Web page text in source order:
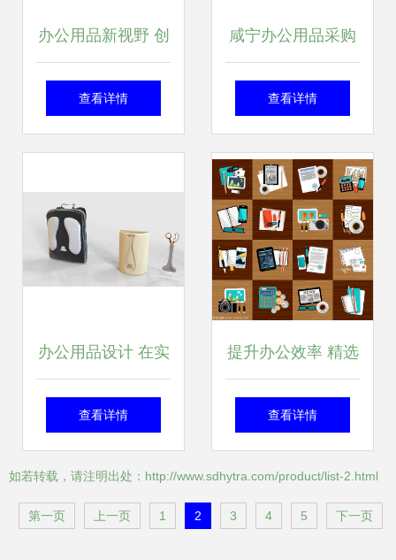
办公用品新视野 创
意笔筒，提升办公
查看详情
咸宁办公用品采购
指南 客天客地日杂
解析
查看详情
办公用品设计 在实
用与美学之间寻找
查看详情
提升办公效率 精选
矢量图与办公设备
查看详情
如若转载，请注明出处：http://www.sdhytra.com/product/list-2.html
第一页 上一页 1 2 3 4 5 下一页